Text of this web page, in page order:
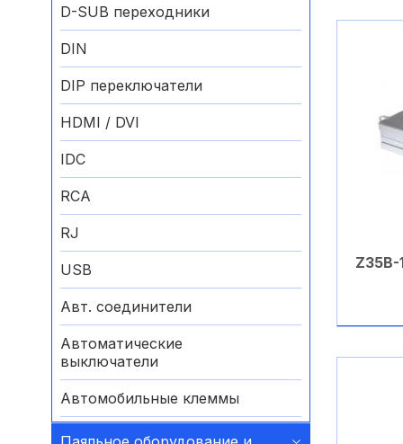
D-SUB переходники
DIN
DIP переключатели
HDMI / DVI
IDC
RCA
RJ
USB
Авт. соединители
Автоматические
выключатели
Автомобильные клеммы
Аккумуляторные батареи